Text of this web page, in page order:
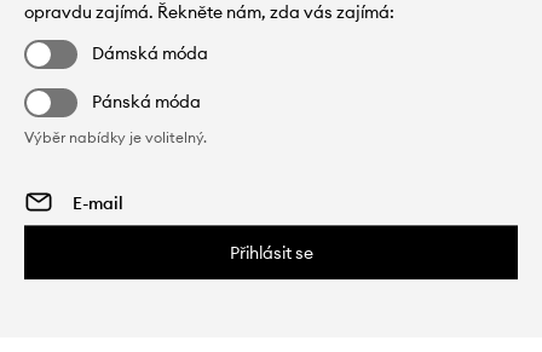
opravdu zajímá. Řekněte nám, zda vás zajímá:
Dámská móda
Pánská móda
Výběr nabídky je volitelný.
Přihlásit se